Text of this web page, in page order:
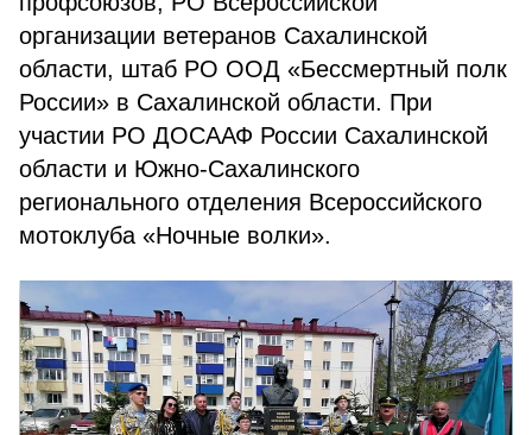
организации ветеранов Сахалинской
области, штаб РО ООД «Бессмертный полк
России» в Сахалинской области. При
участии РО ДОСААФ России Сахалинской
области и Южно-Сахалинского
регионального отделения Всероссийского
мотоклуба «Ночные волки».